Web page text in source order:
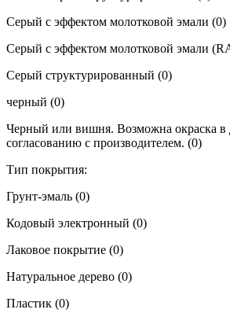
Серый с эффектом молотковой эмали (0)
Серый с эффектом молотковой эмали
Серый структурированный (0)
черный (0)
Черный или вишня. Возможна окраска в
согласованию с производителем. (0)
Тип покрытия:
Грунт-эмаль (0)
Кодовый электронный (0)
Лаковое покрытие (0)
Натуральное дерево (0)
Пластик (0)